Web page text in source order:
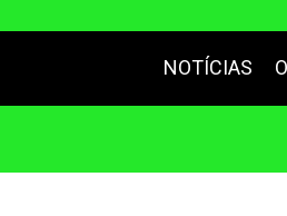
NOTÍCIAS